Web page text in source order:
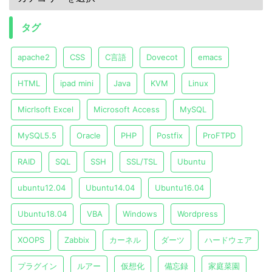
タグ
apache2 CSS C言語 Dovecot emacs
HTML ipad mini Java KVM Linux
Micrlsoft Excel Microsoft Access MySQL
MySQL5.5 Oracle PHP Postfix ProFTPD
RAID SQL SSH SSL/TSL Ubuntu
ubuntu12.04 Ubuntu14.04 Ubuntu16.04
Ubuntu18.04 VBA Windows Wordpress
XOOPS Zabbix カーネル ダーツ ハードウェア
プラグイン ルアー 仮想化 備忘録 家庭菜園